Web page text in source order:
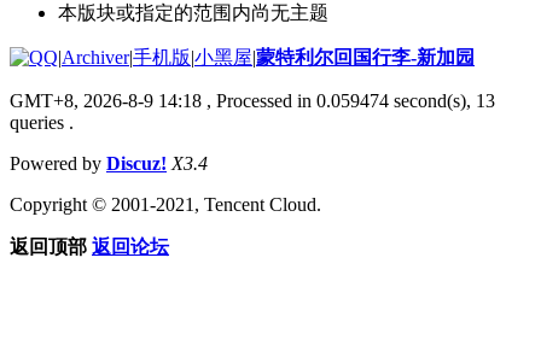
本版块或指定的范围内尚无主题
|Archiver|手机版|小黑屋|蒙特利尔回国行李-新加园
GMT+8, 2026-8-9 14:18 , Processed in 0.059474 second(s), 13
queries .
Powered by Discuz! X3.4
Copyright © 2001-2021, Tencent Cloud.
返回顶部 返回论坛